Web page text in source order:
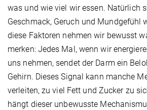
was und wie viel wir essen. Natürlich
Geschmack, Geruch und Mundgefühl
diese Faktoren nehmen wir bewusst
merken: Jedes Mal, wenn wir
uns nehmen, sendet der Darm ein
Gehirn. Dieses Signal kann manche
verleiten, zu viel Fett und Zucker zu
hängt dieser unbewusste